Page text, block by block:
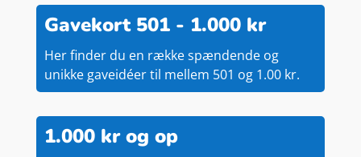
Gavekort 501 - 1.000 kr
Her finder du en række spændende og
unikke gaveidéer til mellem 501 og 1.00 kr.
1.000 kr og op